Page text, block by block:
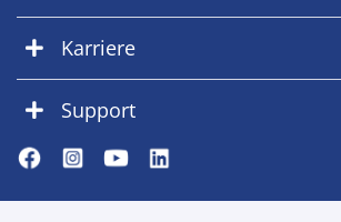
Karriere
Support